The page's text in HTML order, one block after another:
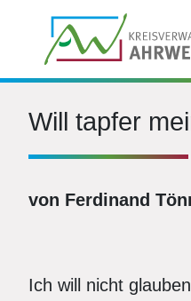
Will tapfer
von Ferdinand
Ich will nicht